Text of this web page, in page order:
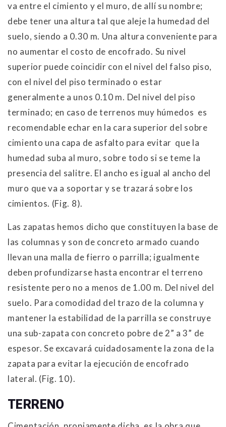
va entre el cimiento y el muro, de allí su nombre;
debe tener una altura tal que aleje la humedad del
suelo, siendo a 0.30 m. Una altura conveniente para
no aumentar el costo de encofrado. Su nivel
superior puede coincidir con el nivel del falso piso,
con el nivel del piso terminado o estar
generalmente a unos 0.10 m. Del nivel del piso
terminado; en caso de terrenos muy húmedos es
recomendable echar en la cara superior del sobre
cimiento una capa de asfalto para evitar que la
humedad suba al muro, sobre todo si se teme la
presencia del salitre. El ancho es igual al ancho del
muro que va a soportar y se trazará sobre los
cimientos. (Fig. 8).
Las zapatas hemos dicho que constituyen la base de
las columnas y son de concreto armado cuando
llevan una malla de fierro o parrilla; igualmente
deben profundizarse hasta encontrar el terreno
resistente pero no a menos de 1.00 m. Del nivel del
suelo. Para comodidad del trazo de la columna y
mantener la estabilidad de la parrilla se construye
una sub-zapata con concreto pobre de 2” a 3” de
espesor. Se excavará cuidadosamente la zona de la
zapata para evitar la ejecución de encofrado
lateral. (Fig. 10).
TERRENO